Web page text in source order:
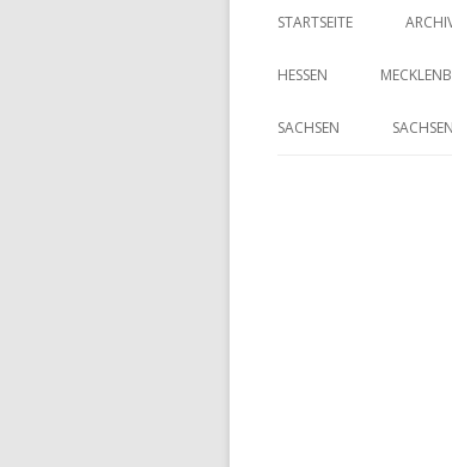
STARTSEITE
HESSEN
SACHSEN